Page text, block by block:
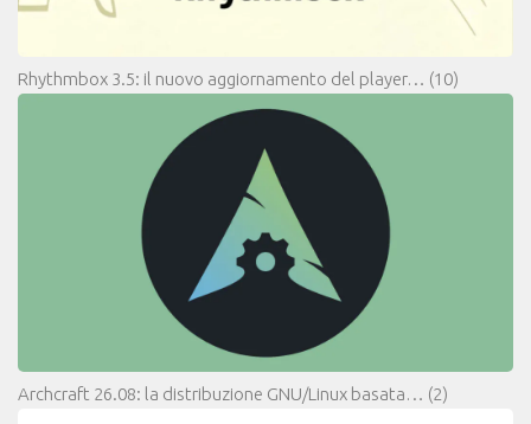
Rhythmbox 3.5: il nuovo aggiornamento del player… (10)
Archcraft 26.08: la distribuzione GNU/Linux basata… (2)